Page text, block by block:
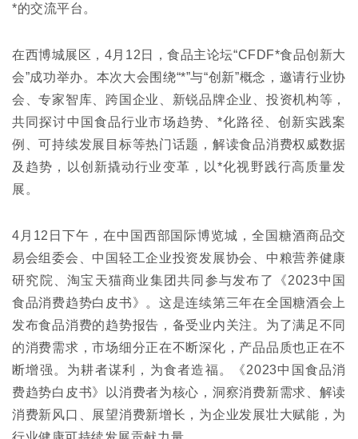
*的交流平台。
在西博城展区，4月12日，食品主论坛“CFDF*食品创新大
会”成功举办。本次大会围绕“*”与“创新”概念，邀请行业协
会、专家智库、跨国企业、新锐品牌企业、投资机构等，
共同探讨中国食品行业市场趋势、*化路径、创新实践案
例、可持续发展目标等热门话题，解读食品消费权威数据
及趋势，以创新撬动行业变革，以*化视野践行高质量发
展。
4月12日下午，在中国西部国际博览城，全国糖酒商品交
易会组委会、中国轻工企业投资发展协会、中粮营养健康
研究院、淘宝天猫商业集团共同参与发布了《2023中国
食品消费趋势白皮书》。这是连续第三年在全国糖酒会上
发布食品消费的趋势报告，备受业内关注。为了满足不同
的消费需求，市场细分正在不断深化，产品品质也正在不
断增强。为耕者谋利，为食者造福。《2023中国食品消
费趋势白皮书》以消费者为核心，洞察消费新需求、解读
消费新风口、展望消费新增长，为企业发展壮大赋能，为